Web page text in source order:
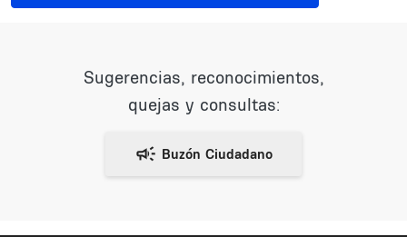
Sugerencias, reconocimientos,
quejas y consultas: